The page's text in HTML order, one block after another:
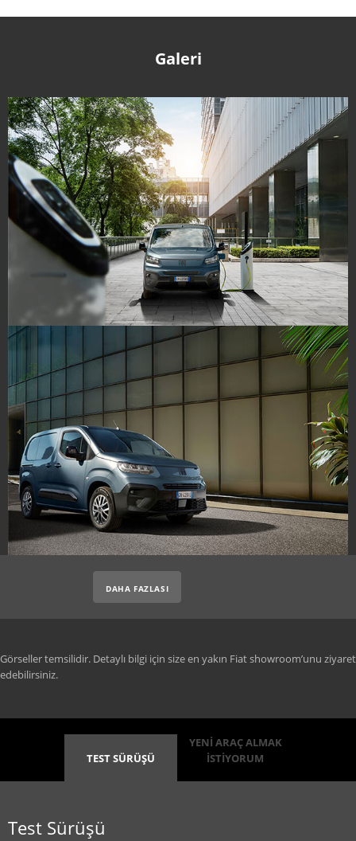
Galeri
DAHA FAZLASI
Görseller temsilidir. Detaylı bilgi için size en yakın Fiat showroom’unu ziyaret
edebilirsiniz.
TEST SÜRÜŞÜ
YENİ ARAÇ ALMAK
İSTİYORUM
Test Sürüşü